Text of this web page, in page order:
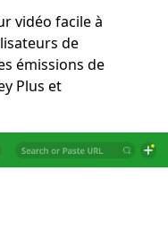
vidéo facile à
de
émissions de
Plus et